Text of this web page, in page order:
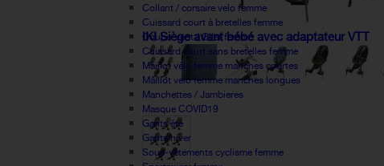
Collant / corsaire velo femme
Cuissard court à bretelles femme
Coupe-vent / Gilet femme
Cuissard court sans bretelles femme
Maillot vélo femme manches courtes
Maillot velo femme manches longues
Manchettes / Jambieres
Masque COVID19
Gants été
Gants hiver
Sous-vêtements cyclisme femme
IKI Siège avant bébé avec adaptateur VTT